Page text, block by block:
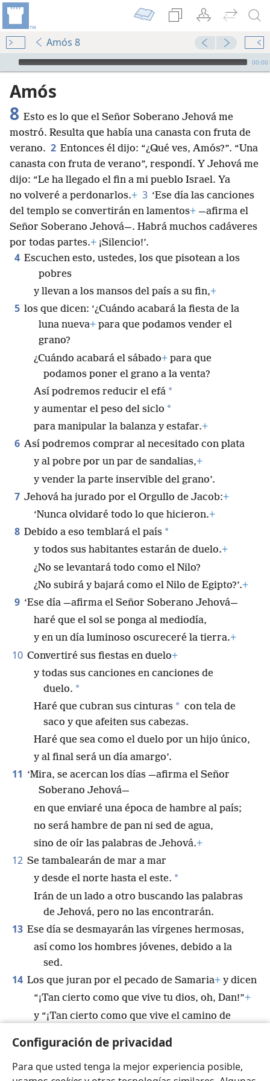
Configuración de privacidad
Para que usted tenga la mejor experiencia posible,
Amós 8
Audio Player
00:00
Amós
8 Esto es lo que el Señor Soberano Jehová me
mostró. Resulta que había una canasta con fruta de
verano. 2 Entonces él dijo: “¿Qué ves, Amós?”. “Una
canasta con fruta de verano”, respondí. Y Jehová me
dijo: “Le ha llegado el fin a mi pueblo Israel. Ya
no volveré a perdonarlos.+ 3 ‘Ese día las canciones
del templo se convertirán en lamentos+ —afirma el
Señor Soberano Jehová—. Habrá muchos cadáveres
por todas partes.+ ¡Silencio!’.
4 Escuchen esto, ustedes, los que pisotean a los
pobres
y llevan a los mansos del país a su fin,+
5 los que dicen: ‘¿Cuándo acabará la fiesta de la
luna nueva+ para que podamos vender el
grano?
¿Cuándo acabará el sábado+ para que
podamos poner el grano a la venta?
Así podremos reducir el efá *
y aumentar el peso del siclo *
para manipular la balanza y estafar.+
6 Así podremos comprar al necesitado con plata
y al pobre por un par de sandalias,+
y vender la parte inservible del grano’.
7 Jehová ha jurado por el Orgullo de Jacob:+
‘Nunca olvidaré todo lo que hicieron.+
8 Debido a eso temblará el país *
y todos sus habitantes estarán de duelo.+
¿No se levantará todo como el Nilo?
¿No subirá y bajará como el Nilo de Egipto?’.+
9 ‘Ese día —afirma el Señor Soberano Jehová—
haré que el sol se ponga al mediodía,
y en un día luminoso oscureceré la tierra.+
10 Convertiré sus fiestas en duelo+
y todas sus canciones en canciones de
duelo. *
Haré que cubran sus cinturas * con tela de
saco y que afeiten sus cabezas.
Haré que sea como el duelo por un hijo único,
y al final será un día amargo’.
11 ‘Mira, se acercan los días —afirma el Señor
Soberano Jehová—
en que enviaré una época de hambre al país;
no será hambre de pan ni sed de agua,
sino de oír las palabras de Jehová.+
12 Se tambalearán de mar a mar
y desde el norte hasta el este. *
Irán de un lado a otro buscando las palabras
de Jehová, pero no las encontrarán.
13 Ese día se desmayarán las vírgenes hermosas,
así como los hombres jóvenes, debido a la
sed.
14 Los que juran por el pecado de Samaria+ y dicen
“¡Tan cierto como que vive tu dios, oh, Dan!”+
y “¡Tan cierto como que vive el camino de
ellos caerán y no se volverán a levantar’”.